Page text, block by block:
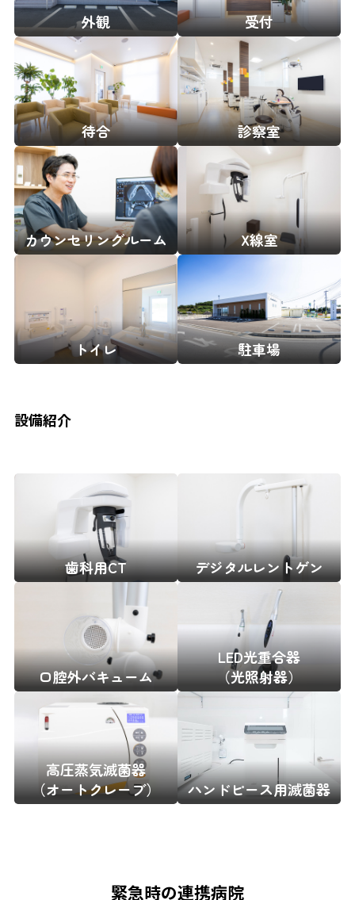
外観 受付
待合 診察室
カウンセリングルーム X線室
トイレ 駐車場
設備紹介
歯科用CT デジタルレントゲン
口腔外バキューム
LED光重合器
（光照射器）
高圧蒸気滅菌器
（オートクレーブ）
ハンドピース用滅菌器
緊急時の連携病院